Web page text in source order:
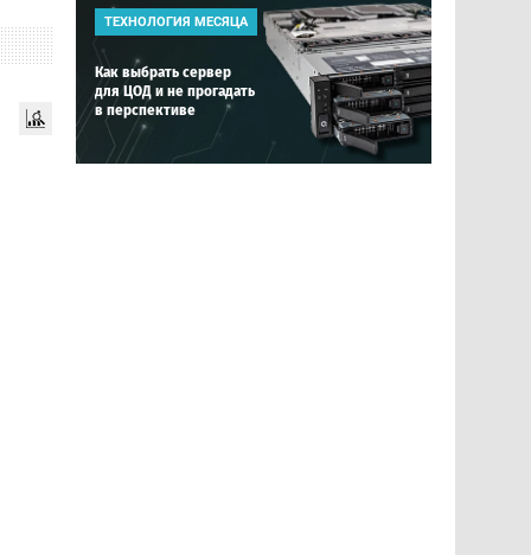
ТЕХНОЛОГИЯ МЕСЯЦА
Как выбрать сервер
для ЦОД и не прогадать
в перспективе